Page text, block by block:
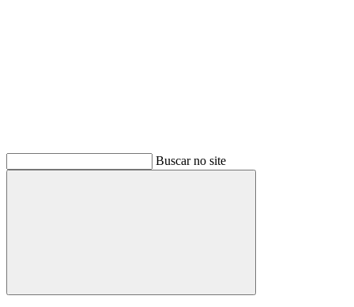
Buscar no site
Buscar